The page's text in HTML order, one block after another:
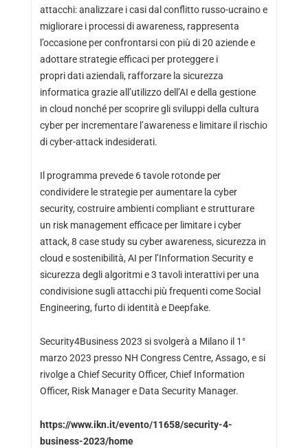
attacchi: analizzare i casi dal conflitto russo-ucraino e
migliorare i processi di awareness, rappresenta
l’occasione per confrontarsi con più di 20 aziende e
adottare strategie efficaci per proteggere i
propri dati aziendali, rafforzare la sicurezza
informatica grazie all’utilizzo dell’AI e della gestione
in cloud nonché per scoprire gli sviluppi della cultura
cyber per incrementare l’awareness e limitare il rischio
di cyber-attack indesiderati.
Il programma prevede 6 tavole rotonde per
condividere le strategie per aumentare la cyber
security, costruire ambienti compliant e strutturare
un risk management efficace per limitare i cyber
attack, 8 case study su cyber awareness, sicurezza in
cloud e sostenibilità, AI per l’Information Security e
sicurezza degli algoritmi e 3 tavoli interattivi per una
condivisione sugli attacchi più frequenti come Social
Engineering, furto di identità e Deepfake.
Security4Business 2023 si svolgerà a Milano il 1°
marzo 2023 presso NH Congress Centre, Assago, e si
rivolge a Chief Security Officer, Chief Information
Officer, Risk Manager e Data Security Manager.
https://www.ikn.it/evento/11658/security-4-
business-2023/home